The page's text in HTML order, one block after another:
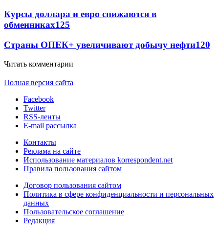
Курсы доллара и евро снижаются в
обменниках125
Страны ОПЕК+ увеличивают добычу нефти120
Читать комментарии
Полная версия сайта
Facebook
Twitter
RSS-ленты
E-mail рассылка
Контакты
Реклама на сайте
Использование материалов korrespondent.net
Правила пользования сайтом
Договор пользования сайтом
Политика в сфере конфиденциальности и персональных
данных
Пользовательское соглашение
Редакция